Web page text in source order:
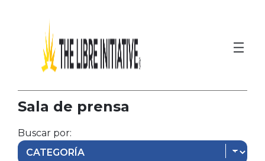
Sala de prensa
Buscar por: